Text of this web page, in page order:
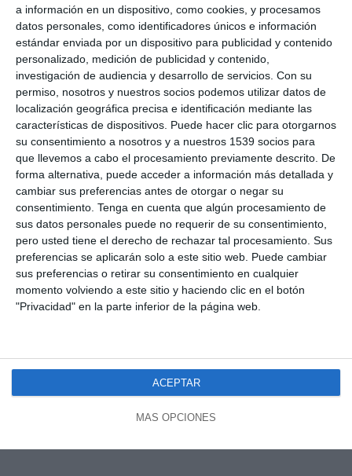
a información en un dispositivo, como cookies, y procesamos
datos personales, como identificadores únicos e información
estándar enviada por un dispositivo para publicidad y contenido
personalizado, medición de publicidad y contenido,
investigación de audiencia y desarrollo de servicios. Con su
permiso, nosotros y nuestros socios podemos utilizar datos de
localización geográfica precisa e identificación mediante las
características de dispositivos. Puede hacer clic para otorgarnos
su consentimiento a nosotros y a nuestros 1539 socios para
que llevemos a cabo el procesamiento previamente descrito. De
forma alternativa, puede acceder a información más detallada y
cambiar sus preferencias antes de otorgar o negar su
consentimiento. Tenga en cuenta que algún procesamiento de
sus datos personales puede no requerir de su consentimiento,
pero usted tiene el derecho de rechazar tal procesamiento. Sus
preferencias se aplicarán solo a este sitio web. Puede cambiar
sus preferencias o retirar su consentimiento en cualquier
momento volviendo a este sitio y haciendo clic en el botón
"Privacidad" en la parte inferior de la página web.
MÁS OPCIONES
ACEPTAR
Recuérdame
¿Has perdido tu contraseña?